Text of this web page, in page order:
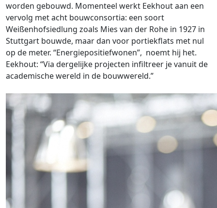
worden gebouwd. Momenteel werkt Eekhout aan een
vervolg met acht bouwconsortia: een soort
Weißenhofsiedlung zoals Mies van der Rohe in 1927 in
Stuttgart bouwde, maar dan voor portiekflats met nul
op de meter. “Energiepositiefwonen”, noemt hij het.
Eekhout: “Via dergelijke projecten infiltreer je vanuit de
academische wereld in de bouwwereld.”